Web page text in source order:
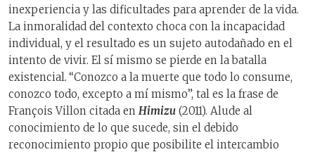
inexperiencia y las dificultades para aprender de la vida.
La inmoralidad del contexto choca con la incapacidad
individual, y el resultado es un sujeto autodañado en el
intento de vivir. El sí mismo se pierde en la batalla
existencial. “Conozco a la muerte que todo lo consume,
conozco todo, excepto a mí mismo”, tal es la frase de
François Villon citada en Himizu (2011). Alude al
conocimiento de lo que sucede, sin el debido
reconocimiento propio que posibilite el intercambio